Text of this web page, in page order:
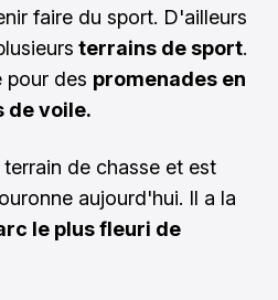
faire du sport. D'ailleurs
terrains de sport.
pour des promenades en
de voile.
de chasse et est
aujourd'hui. Il a la
le plus fleuri de